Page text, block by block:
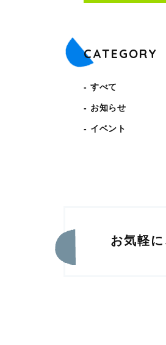
CATEGORY
すべて
お知らせ
イベント
お気軽